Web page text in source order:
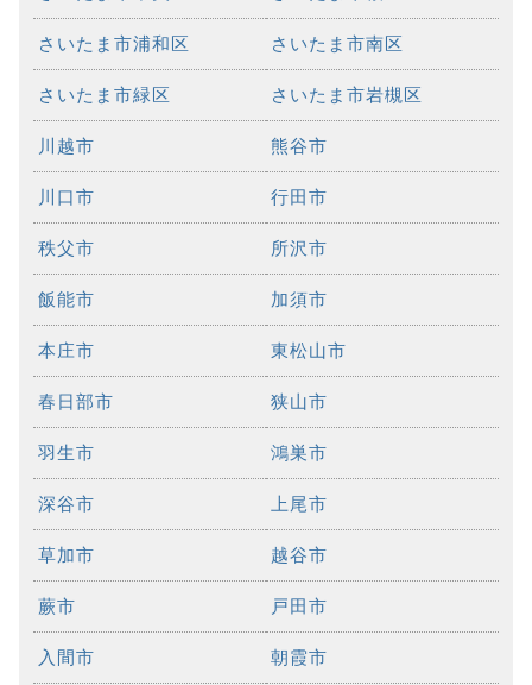
さいたま市浦和区 さいたま市南区
さいたま市緑区 さいたま市岩槻区
川越市 熊谷市
川口市 行田市
秩父市 所沢市
飯能市 加須市
本庄市 東松山市
春日部市 狭山市
羽生市 鴻巣市
深谷市 上尾市
草加市 越谷市
蕨市 戸田市
入間市 朝霞市